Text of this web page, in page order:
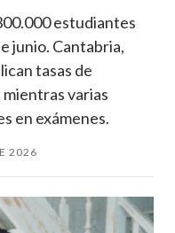
estudiantes
junio. Cantabria,
tasas de
varias
en exámenes.
2026